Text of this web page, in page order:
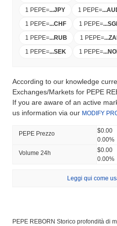
1 PEPE=...JPY 1 PEPE=...
1 PEPE=...CHF 1 PEPE=...
1 PEPE=...RUB 1 PEPE=...
1 PEPE=...SEK 1 PEPE=...
According to our knowledge
Exchanges/Markets for PEPE
If you are aware of an active
us information via our MODIFY
PEPE Prezzo
$0.00
0.00%
Volume 24h
$0.00
0.00%
Leggi qui come
PEPE REBORN Storico profondità di